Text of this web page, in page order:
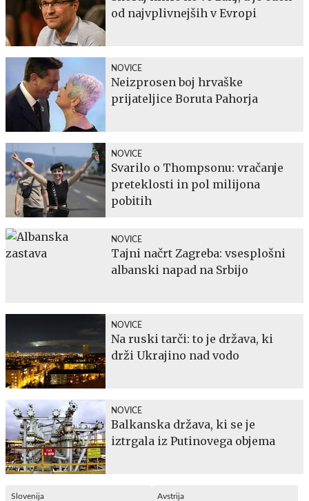
od najvplivnejših v Evropi
NOVICE
Neizprosen boj hrvaške
prijateljice Boruta Pahorja
NOVICE
Svarilo o Thompsonu: vračanje
preteklosti in pol milijona
pobitih
NOVICE
Tajni načrt Zagreba: vsesplošni
albanski napad na Srbijo
NOVICE
Na ruski tarči: to je država, ki
drži Ukrajino nad vodo
NOVICE
Balkanska država, ki se je
iztrgala iz Putinovega objema
Slovenija Avstrija